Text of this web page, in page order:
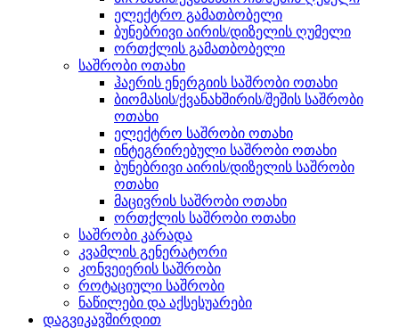
ელექტრო გამათბობელი
ბუნებრივი აირის/დიზელის ღუმელი
ორთქლის გამათბობელი
საშრობი ოთახი
ჰაერის ენერგიის საშრობი ოთახი
ბიომასის/ქვანახშირის/შეშის საშრობი
ოთახი
ელექტრო საშრობი ოთახი
ინტეგრირებული საშრობი ოთახი
ბუნებრივი აირის/დიზელის საშრობი
ოთახი
მაცივრის საშრობი ოთახი
ორთქლის საშრობი ოთახი
საშრობი კარადა
კვამლის გენერატორი
კონვეიერის საშრობი
როტაციული საშრობი
ნაწილები და აქსესუარები
დაგვიკავშირდით